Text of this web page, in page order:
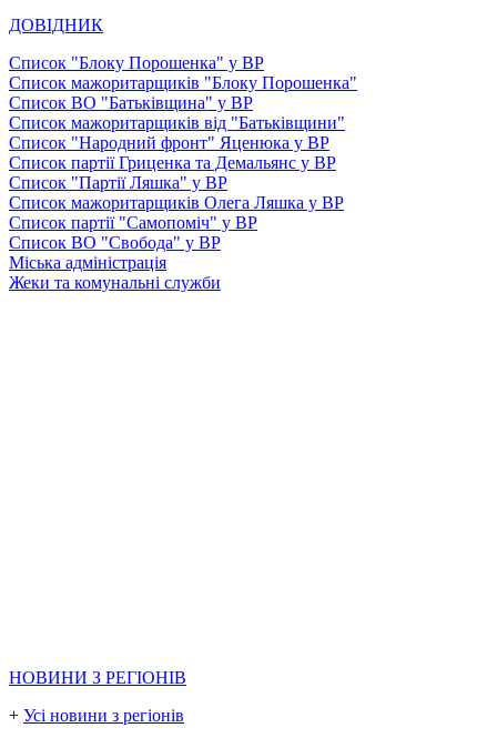
ДОВІДНИК
Список "Блоку Порошенка" у ВР
Список мажоритарщиків "Блоку Порошенка"
Список ВО "Батьківщина" у ВР
Список мажоритарщиків від "Батьківщини"
Список "Народний фронт" Яценюка у ВР
Список партії Гриценка та Демальянс у ВР
Список "Партії Ляшка" у ВР
Список мажоритарщиків Олега Ляшка у ВР
Список партії "Самопоміч" у ВР
Список ВО "Свобода" у ВР
Міська адміністрація
Жеки та комунальні служби
НОВИНИ З РЕГІОНІВ
+ Усі новини з регіонів